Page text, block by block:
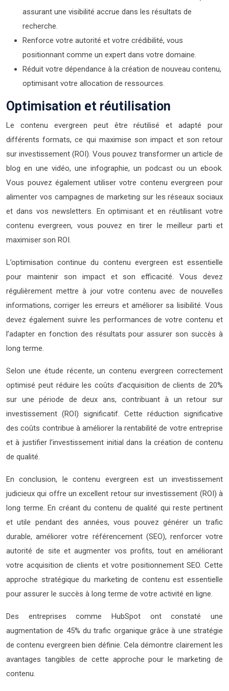
assurant une visibilité accrue dans les résultats de
recherche.
Renforce votre autorité et votre crédibilité, vous
positionnant comme un expert dans votre domaine.
Réduit votre dépendance à la création de nouveau contenu,
optimisant votre allocation de ressources.
Optimisation et réutilisation
Le contenu evergreen peut être réutilisé et adapté pour
différents formats, ce qui maximise son impact et son retour
sur investissement (ROI). Vous pouvez transformer un article de
blog en une vidéo, une infographie, un podcast ou un ebook.
Vous pouvez également utiliser votre contenu evergreen pour
alimenter vos campagnes de marketing sur les réseaux sociaux
et dans vos newsletters. En optimisant et en réutilisant votre
contenu evergreen, vous pouvez en tirer le meilleur parti et
maximiser son ROI.
L’optimisation continue du contenu evergreen est essentielle
pour maintenir son impact et son efficacité. Vous devez
régulièrement mettre à jour votre contenu avec de nouvelles
informations, corriger les erreurs et améliorer sa lisibilité. Vous
devez également suivre les performances de votre contenu et
l’adapter en fonction des résultats pour assurer son succès à
long terme.
Selon une étude récente, un contenu evergreen correctement
optimisé peut réduire les coûts d’acquisition de clients de 20%
sur une période de deux ans, contribuant à un retour sur
investissement (ROI) significatif. Cette réduction significative
des coûts contribue à améliorer la rentabilité de votre entreprise
et à justifier l’investissement initial dans la création de contenu
de qualité.
En conclusion, le contenu evergreen est un investissement
judicieux qui offre un excellent retour sur investissement (ROI) à
long terme. En créant du contenu de qualité qui reste pertinent
et utile pendant des années, vous pouvez générer un trafic
durable, améliorer votre référencement (SEO), renforcer votre
autorité de site et augmenter vos profits, tout en améliorant
votre acquisition de clients et votre positionnement SEO. Cette
approche stratégique du marketing de contenu est essentielle
pour assurer le succès à long terme de votre activité en ligne.
Des entreprises comme HubSpot ont constaté une
augmentation de 45% du trafic organique grâce à une stratégie
de contenu evergreen bien définie. Cela démontre clairement les
avantages tangibles de cette approche pour le marketing de
contenu.